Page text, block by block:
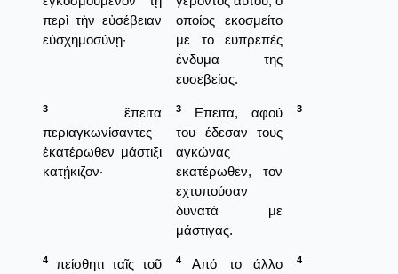
περὶ τὴν εὐσέβειαν
εὐσχημοσύνῃ·
οποίος εκοσμείτο
με το ευπρεπές
ένδυμα της
ευσεβείας.
3
ἔπειτα
περιαγκωνίσαντες
ἑκατέρωθεν μάστιξι
κατῄκιζον·
3
Επειτα, αφού
του έδεσαν τους
αγκώνας
εκατέρωθεν, τον
εχτυπούσαν
δυνατά με
μάστιγας.
3
4
πείσθητι ταῖς τοῦ
4
Από το άλλο
4